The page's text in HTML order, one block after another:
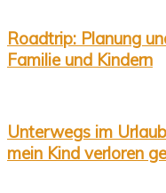
Roadtrip: Planung
Familie und Kindern
Unterwegs im
mein Kind verloren